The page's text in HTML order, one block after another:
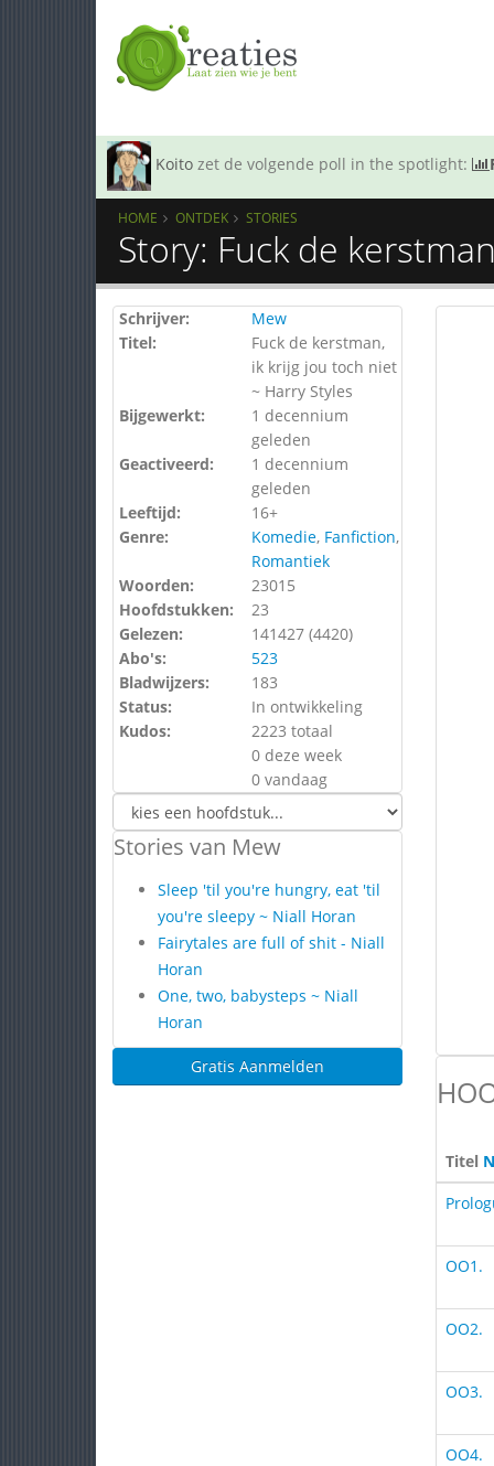
Koito zet de volgende poll in the spotlight:
HOME ONTDEK STORIES
Story: Fuck de
Schrijver:
Mew
Titel:
Fuck de kerstman,
ik krijg jou toch niet
~ Harry Styles
Bijgewerkt:
1 decennium
geleden
Geactiveerd:
1 decennium
geleden
Leeftijd:
16+
Genre:
Komedie, Fanfiction,
Romantiek
Woorden:
23015
Hoofdstukken:
23
Gelezen:
141427 (4420)
Abo's:
523
Bladwijzers:
183
Status:
In ontwikkeling
Kudos:
2223 totaal
0 deze week
0 vandaag
Stories van Mew
Sleep 'til you're hungry, eat 'til
you're sleepy ~ Niall Horan
Fairytales are full of shit - Niall
Horan
One, two, babysteps ~ Niall
Horan
Gratis Aanmelden
Titel
OO1.
OO2.
OO3.
OO4.